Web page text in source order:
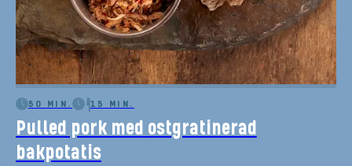
50 MIN. 15 MIN.
Pulled pork med ostgratinerad
bakpotatis